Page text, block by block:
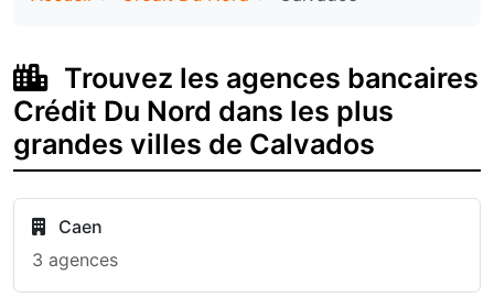
Trouvez les agences bancaires
Crédit Du Nord dans les plus
grandes villes de Calvados
Caen
3 agences